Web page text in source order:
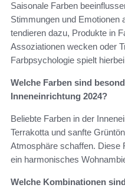
Saisonale Farben
Stimmungen und Emotionen
tendieren dazu, Produkte in
Assoziationen wecken oder
Farbpsychologie spielt
Welche Farben sind
Inneneinrichtung 2024?
Beliebte Farben in der
Terrakotta und sanfte
Atmosphäre schaffen. Diese
ein harmonisches
Welche Kombinationen